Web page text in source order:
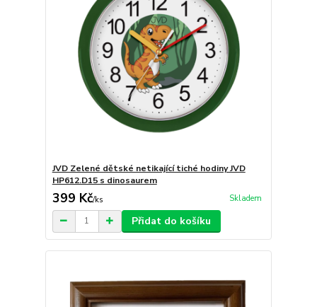
JVD Zelené dětské netikající tiché hodiny JVD
HP612.D15 s dinosaurem
399 Kč/ks Skladem
Přidat do košíku